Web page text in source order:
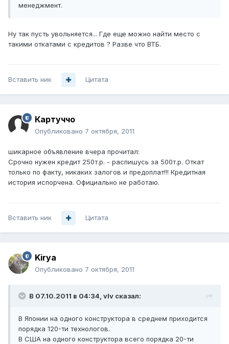
менеджмент.
Ну так пусть увольняется... Где еще можно найти место с
такими откатами с кредитов ? Разве что ВТБ.
Вставить ник Цитата
Картуччо
Опубликовано 7 октября, 2011
шикарное объявление вчера прочитал:
Срочно нужен кредит 250т.р. - распишусь за 500т.р. Откат
только по факту, никаких залогов и предоплат!!! Кредитная
история испорчена. Официально не работаю.
Вставить ник Цитата
Kirya
Опубликовано 7 октября, 2011
В 07.10.2011 в 04:34, vIv сказал:
В Японии на одного конструктора в среднем приходится
порядка 120-ти технологов.
В США на одного конструктора всего порядка 20-ти